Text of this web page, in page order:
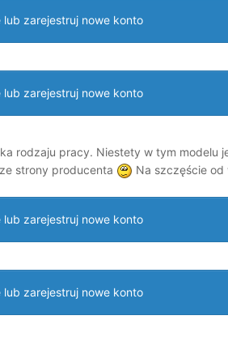
zarejestruj nowe konto
zarejestruj nowe konto
rodzaju pracy. Niestety w tym modelu
strony producenta
Na szczęście od
zarejestruj nowe konto
zarejestruj nowe konto